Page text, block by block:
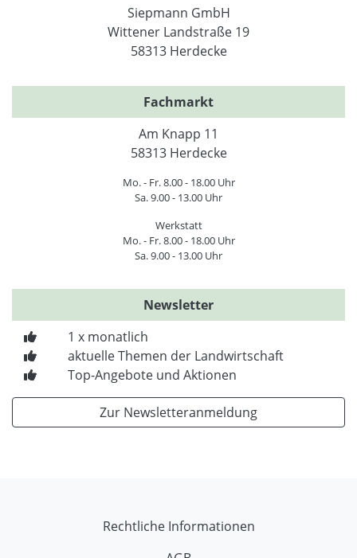
Siepmann GmbH
Wittener Landstraße 19
58313 Herdecke
Fachmarkt
Am Knapp 11
58313 Herdecke
Mo. - Fr. 8.00 - 18.00 Uhr
Sa. 9.00 - 13.00 Uhr
Werkstatt
Mo. - Fr. 8.00 - 18.00 Uhr
Sa. 9.00 - 13.00 Uhr
Newsletter
1 x monatlich
aktuelle Themen der Landwirtschaft
Top-Angebote und Aktionen
Zur Newsletteranmeldung
Rechtliche Informationen